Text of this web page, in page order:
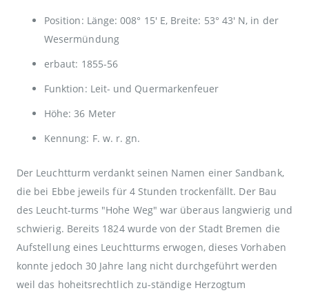
Position: Länge: 008° 15' E, Breite: 53° 43' N, in der
Wesermündung
erbaut: 1855-56
Funktion: Leit- und Quermarkenfeuer
Höhe: 36 Meter
Kennung: F. w. r. gn.
Der Leuchtturm verdankt seinen Namen einer Sandbank,
die bei Ebbe jeweils für 4 Stunden trockenfällt. Der Bau
des Leucht-turms "Hohe Weg" war überaus langwierig und
schwierig. Bereits 1824 wurde von der Stadt Bremen die
Aufstellung eines Leuchtturms erwogen, dieses Vorhaben
konnte jedoch 30 Jahre lang nicht durchgeführt werden
weil das hoheitsrechtlich zu-ständige Herzogtum